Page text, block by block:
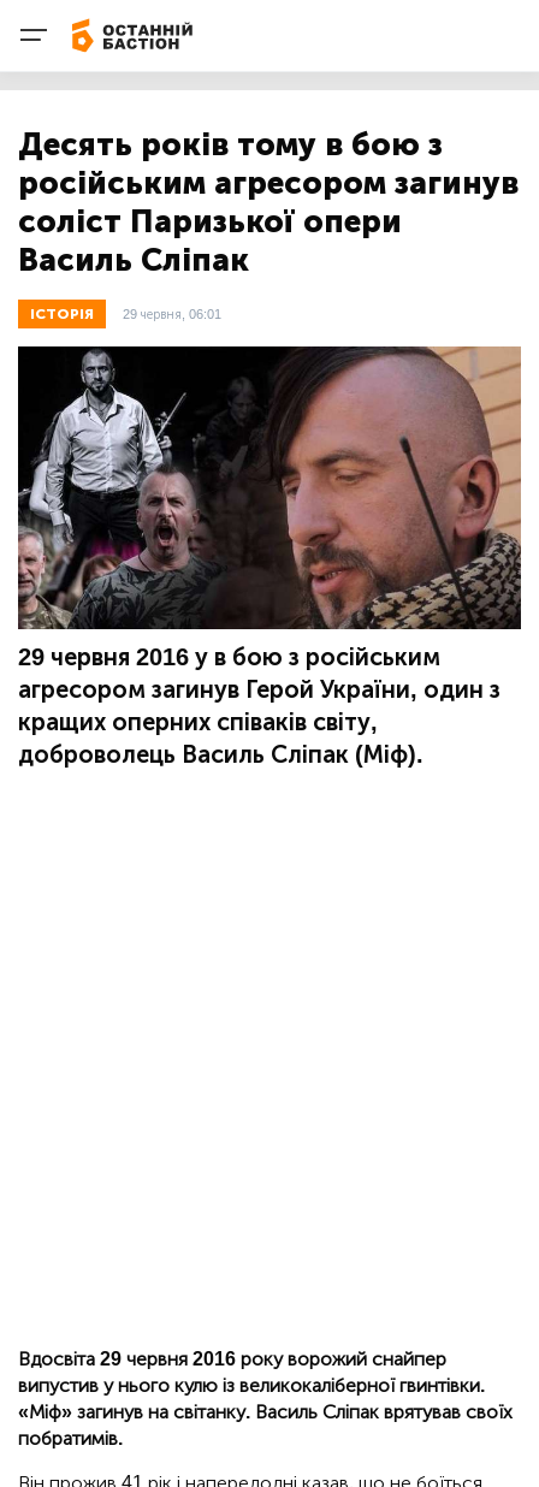
Десять років тому в бою з
російським агресором загинув
соліст Паризької опери
Василь Сліпак
ІСТОРІЯ 29 червня, 06:01
29 червня 2016 у в бою з російським
агресором загинув Герой України, один з
кращих оперних співаків світу,
доброволець Василь Сліпак (Міф).
Вдосвіта 29 червня 2016 року ворожий снайпер
випустив у нього кулю із великокаліберної гвинтівки.
«Міф» загинув на світанку. Василь Сліпак врятував своїх
побратимів.